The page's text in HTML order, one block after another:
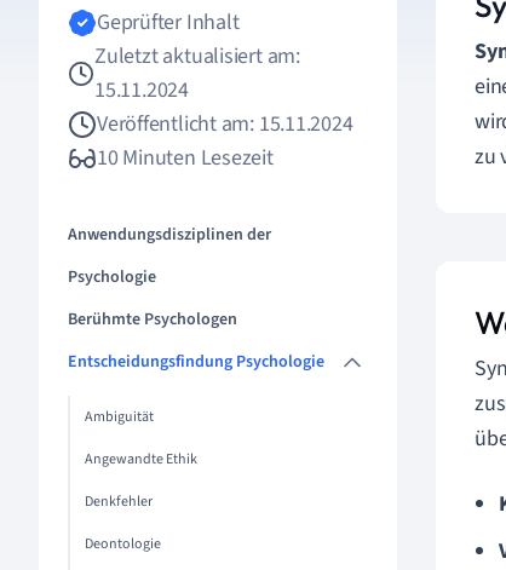
Geprüfter Inhalt
Zuletzt aktualisiert am:
15.11.2024
Veröffentlicht am: 15.11.2024
10 Minuten Lesezeit
Anwendungsdisziplinen der
Psychologie
Berühmte Psychologen
Entscheidungsfindung Psychologie
Ambiguität
Angewandte Ethik
Denkfehler
Deontologie
zu